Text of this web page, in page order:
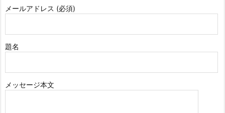
メールアドレス (必須)
題名
メッセージ本文